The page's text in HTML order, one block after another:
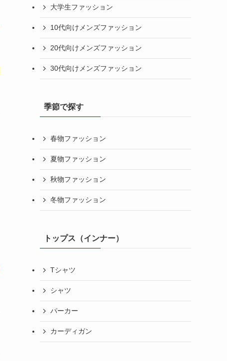
大学生ファッション
10代向けメンズファッション
20代向けメンズファッション
30代向けメンズファッション
季節で探す
春物ファッション
夏物ファッション
秋物ファッション
冬物ファッション
トップス（インナー）
Tシャツ
シャツ
パーカー
カーディガン